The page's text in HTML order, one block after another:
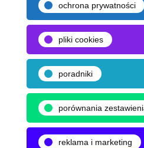
ochrona prywatności
pliki cookies
poradniki
porównania
reklama i marketing